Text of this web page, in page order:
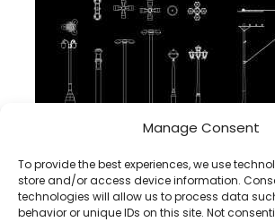
Manage Consent
To provide the best experiences, we use
store and/or access device information.
technologies will allow us to process data
behavior or unique IDs on this site. Not
Lampu Tiang Lampu DWG Block CAD